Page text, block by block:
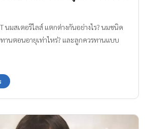
นมสเตอริไลส์ แตกต่างกันอย่างไร? นมชนิด
านตอนอายุเท่าไหร่? และลูกควรทานแบบ